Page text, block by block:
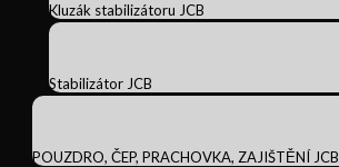
Kluzák stabilizátoru JCB
Stabilizátor JCB
POUZDRO, ČEP, PRACHOVKA, ZAJIŠTĚNÍ JCB